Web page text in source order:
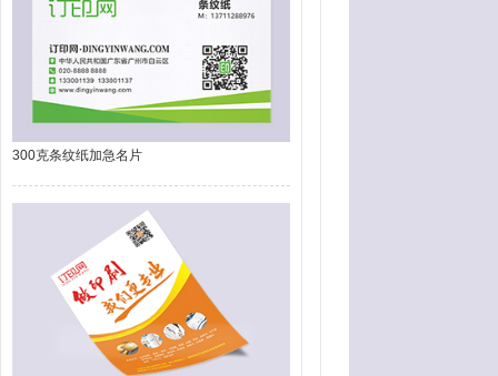
300克条纹纸加急名片